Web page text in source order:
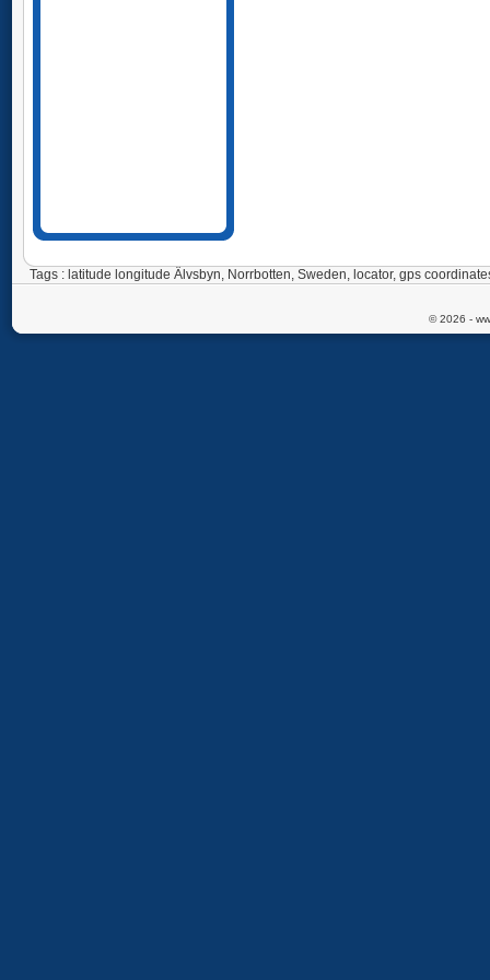
Tags : latitude longitude Älvsbyn, Norrbotten, Sweden, locator, gps
© 2026 -